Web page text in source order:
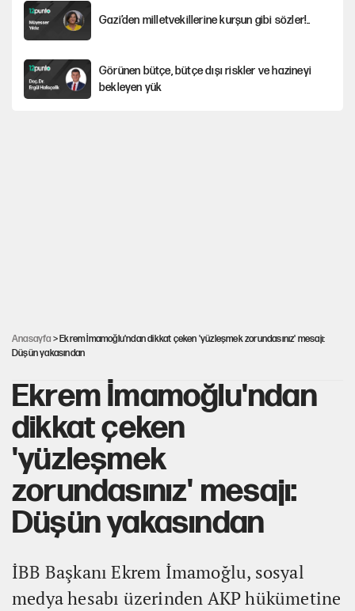
Gazi’den milletvekillerine kurşun gibi sözler!..
Görünen bütçe, bütçe dışı riskler ve hazineyi
bekleyen yük
Anasayfa > Ekrem İmamoğlu'ndan dikkat çeken 'yüzleşmek zorundasınız' mesajı:
Düşün yakasından
Ekrem İmamoğlu'ndan
dikkat çeken
'yüzleşmek
zorundasınız' mesajı:
Düşün yakasından
İBB Başkanı Ekrem İmamoğlu, sosyal
medya hesabı üzerinden AKP hükümetine